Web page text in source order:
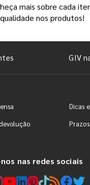
mais sobre cada
nos produtos!
GIV
Dicas
Prazos
nas redes sociais